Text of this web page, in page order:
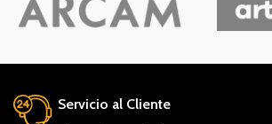
Servicio al Cliente